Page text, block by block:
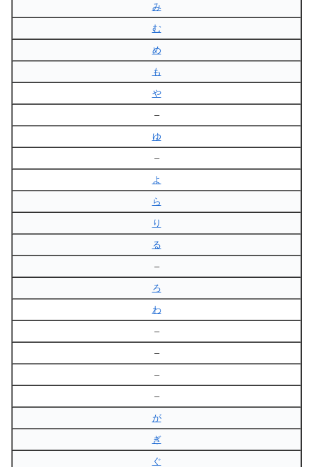
み
む
め
も
や
–
ゆ
–
よ
ら
り
る
–
ろ
わ
–
–
–
–
が
ぎ
ぐ